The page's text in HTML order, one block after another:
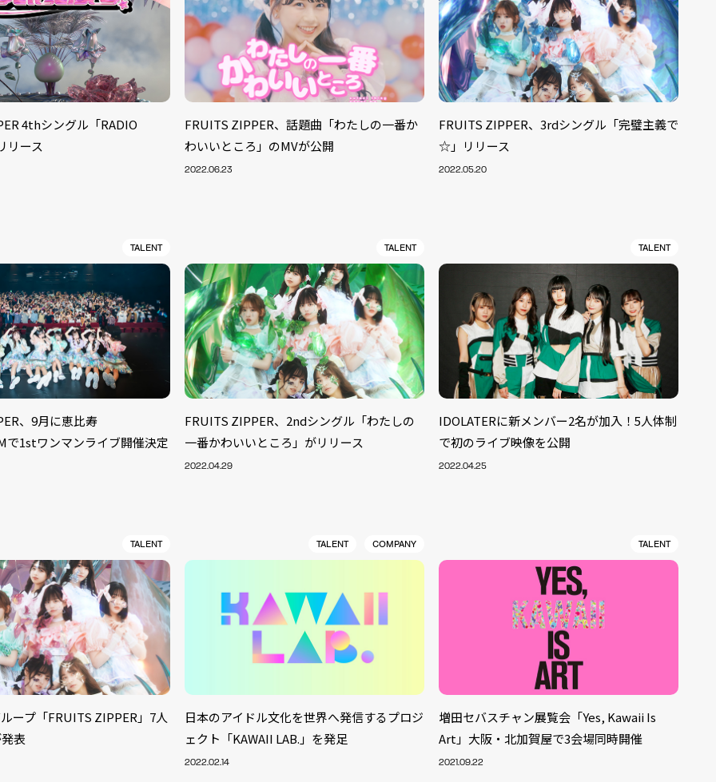
4thシングル「RADIO
リース
FRUITS ZIPPER、話題曲「わたしの一番か
わいいところ」のMVが公開
2022.06.23
FRUITS ZIPPER、3rdシングル「完璧主義で
☆」リリース
2022.05.20
TALENT
、9月に恵比寿
で1stワンマンライブ開催決定
TALENT
FRUITS ZIPPER、2ndシングル「わたしの
一番かわいいところ」がリリース
2022.04.29
TALENT
IDOLATERに新メンバー2名が加入！5人体制
で初のライブ映像を公開
2022.04.25
TALENT
ープ「FRUITS ZIPPER」7人
表
TALENT COMPANY
日本のアイドル文化を世界へ発信するプロジ
ェクト「KAWAII LAB.」を発足
2022.02.14
TALENT
増田セバスチャン展覧会「Yes, Kawaii Is
Art」大阪・北加賀屋で3会場同時開催
2021.09.22
ARTIST 40 MODEL/TALENT